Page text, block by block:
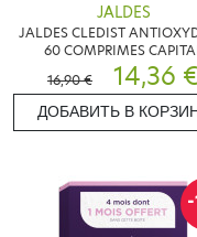
JALDES
JALDES CLEDIST
60 COMPRIMES
JEUNESSE
16,90 € 14,36 €
ДОБАВИТЬ В